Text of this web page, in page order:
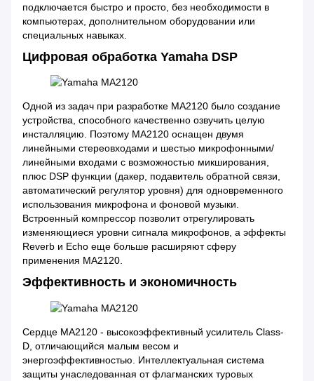
подключается быстро и просто, без необходимости в
компьютерах, дополнительном оборудовании или
специальных навыках.
Цифровая обработка Yamaha DSP
Одной из задач при разработке MA2120 было создание
устройства, способного качественно озвучить целую
инсталляцию. Поэтому MA2120 оснащен двумя
линейными стереовходами и шестью микрофонными/
линейными входами с возможностью микширования,
плюс DSP функции (дакер, подавитель обратной связи,
автоматический регулятор уровня) для одновременного
использования микрофона и фоновой музыки.
Встроенный компрессор позволит отрегулировать
изменяющиеся уровни сигнала микрофонов, а эффекты
Reverb и Echo еще больше расширяют сферу
применения MA2120.
Эффективность и экономичность
Сердце MA2120 - высокоэффективный усилитель Class-
D, отличающийся малым весом и
энергоэффективностью. Интеллектуальная система
защиты унаследованная от флагманских туровых